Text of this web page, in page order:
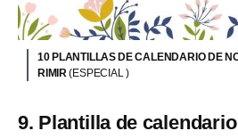
10 PLANTILLAS DE CALENDARIO DE
RIMIR(ESPECIAL )
9. Plantilla de